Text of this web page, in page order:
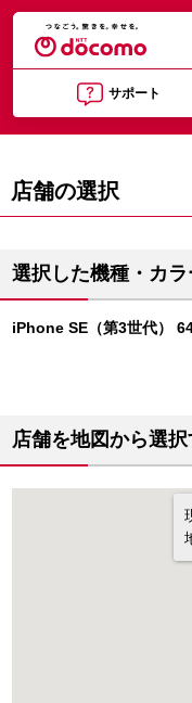
サポート
店舗の選択
選択した機種・カラ
iPhone SE（第3世代）
店舗を地図から選択